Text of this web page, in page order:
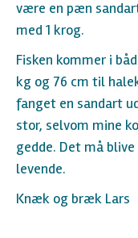
være en pæn
med 1 krog.
Fisken kommer i
kg og 76 cm til
fanget en sandart
stor, selvom mine
gedde. Det må
levende.
Knæk og bræk Lars